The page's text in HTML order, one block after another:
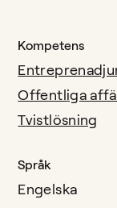
Kompetens
Offentliga
Tvistlösning
Språk
Engelska